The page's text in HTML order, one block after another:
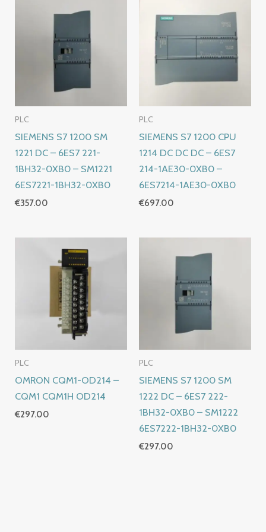
PLC
SIEMENS S7 1200 SM
1221 DC – 6ES7 221-
1BH32-0XB0 – SM1221
6ES7221-1BH32-0XB0
€357.00
PLC
SIEMENS S7 1200 CPU
1214 DC DC DC – 6ES7
214-1AE30-0XB0 –
6ES7214-1AE30-0XB0
€697.00
PLC
OMRON CQM1-OD214 –
CQM1 CQM1H OD214
€297.00
PLC
SIEMENS S7 1200 SM
1222 DC – 6ES7 222-
1BH32-0XB0 – SM1222
6ES7222-1BH32-0XB0
€297.00